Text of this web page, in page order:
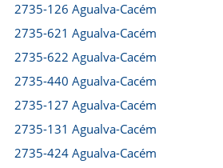
2735-126 Agualva-Cacém
2735-621 Agualva-Cacém
2735-622 Agualva-Cacém
2735-440 Agualva-Cacém
2735-127 Agualva-Cacém
2735-131 Agualva-Cacém
2735-424 Agualva-Cacém